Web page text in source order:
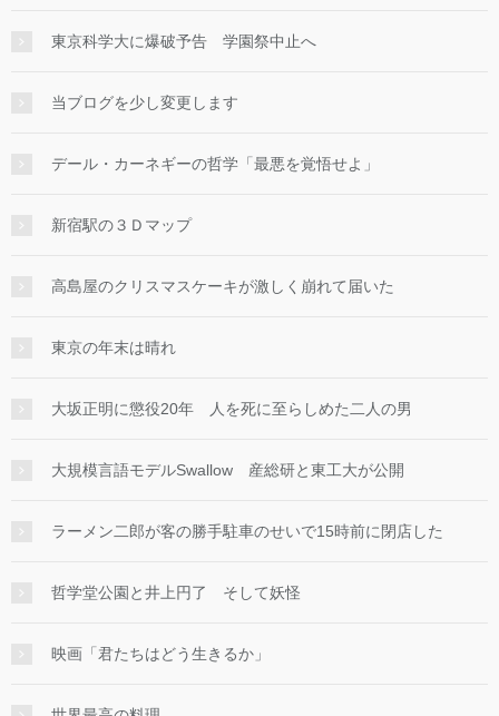
東京科学大に爆破予告 学園祭中止へ
当ブログを少し変更します
デール・カーネギーの哲学「最悪を覚悟せよ」
新宿駅の３Ｄマップ
高島屋のクリスマスケーキが激しく崩れて届いた
東京の年末は晴れ
大坂正明に懲役20年 人を死に至らしめた二人の男
大規模言語モデルSwallow 産総研と東工大が公開
ラーメン二郎が客の勝手駐車のせいで15時前に閉店した
哲学堂公園と井上円了 そして妖怪
映画「君たちはどう生きるか」